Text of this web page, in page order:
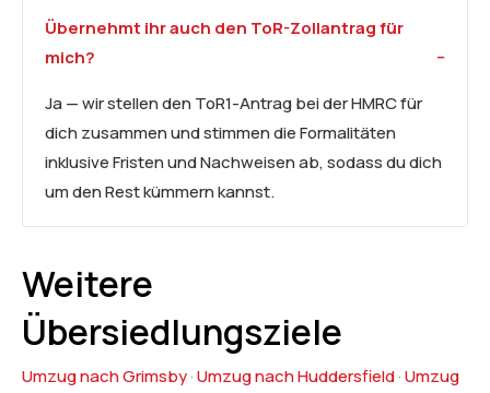
Übernehmt ihr auch den ToR-Zollantrag für
mich?
Ja — wir stellen den ToR1-Antrag bei der HMRC für
dich zusammen und stimmen die Formalitäten
inklusive Fristen und Nachweisen ab, sodass du dich
um den Rest kümmern kannst.
Weitere
Übersiedlungsziele
Umzug nach Grimsby·Umzug nach Huddersfield·Umzug